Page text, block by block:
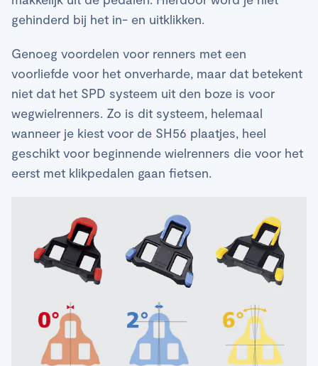
gehinderd bij het in- en uitklikken.
Genoeg voordelen voor renners met een
voorliefde voor het onverharde, maar dat betekent
niet dat het SPD systeem uit den boze is voor
wegwielrenners. Zo is dit systeem, helemaal
wanneer je kiest voor de SH56 plaatjes, heel
geschikt voor beginnende wielrenners die voor het
eerst met klikpedalen gaan fietsen.